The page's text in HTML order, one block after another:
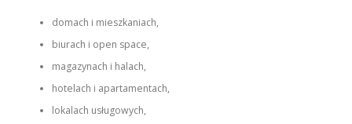
domach i mieszkaniach,
biurach i open space,
magazynach i halach,
hotelach i apartamentach,
lokalach usługowych,